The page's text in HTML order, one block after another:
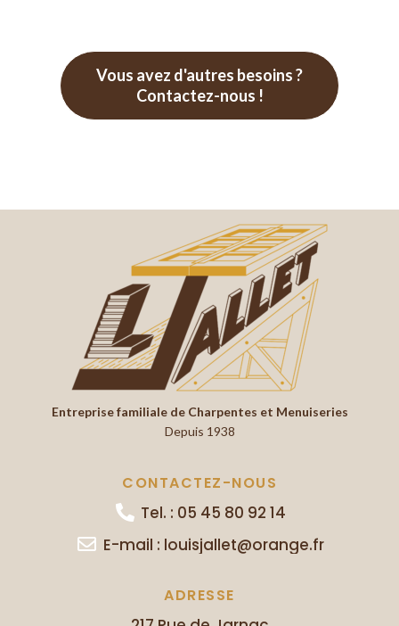
Vous avez d'autres besoins ?
Contactez-nous !
Entreprise familiale de Charpentes et Menuiseries
Depuis 1938
CONTACTEZ-NOUS
Tel. : 05 45 80 92 14
E-mail : louisjallet@orange.fr
ADRESSE